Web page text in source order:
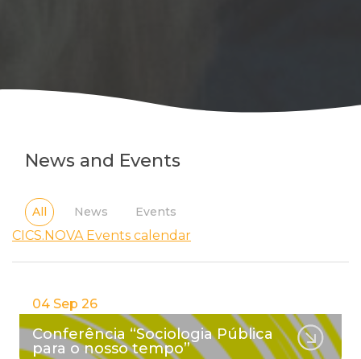
News and Events
All News Events
CICS.NOVA Events calendar
04 Sep 26
Conferência “Sociologia Pública
para o nosso tempo”